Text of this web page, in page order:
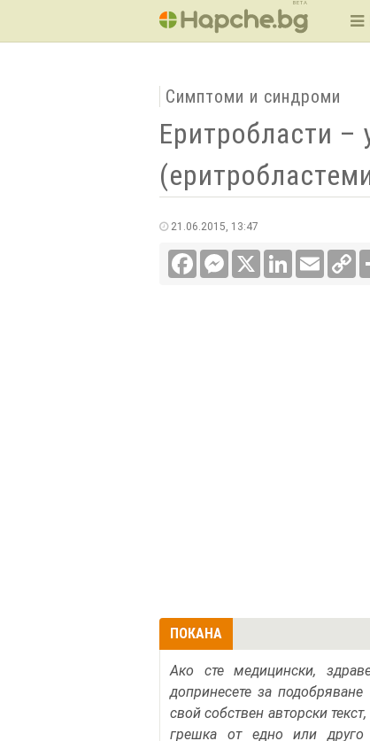
BETA
Симптоми и синдроми
Еритробласти –
21.06.2015, 13:47
FacebookMessenger LinkedInEmail
ПОКАНА
Ако сте медицински,
допринесете за
свой собствен авторски
грешка от едно или